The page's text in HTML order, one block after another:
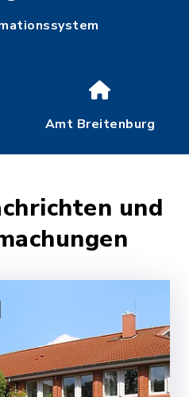
Amt Breitenburg
und